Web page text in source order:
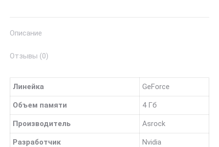
GDDR3
Описание
Отзывы (0)
Линейка GeForce
Объем памяти 4 Гб
Производитель Asrock
Разработчик Nvidia